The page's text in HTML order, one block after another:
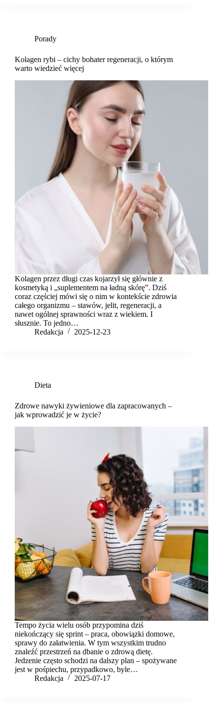
Porady
Kolagen rybi – cichy bohater regeneracji, o którym
warto wiedzieć więcej
Kolagen przez długi czas kojarzył się głównie z
kosmetyką i „suplementem na ładną skórę”. Dziś
coraz częściej mówi się o nim w kontekście zdrowia
całego organizmu – stawów, jelit, regeneracji, a
nawet ogólnej sprawności wraz z wiekiem. I
słusznie. To jedno…
Redakcja
2025-12-23
Dieta
Zdrowe nawyki żywieniowe dla zapracowanych –
jak wprowadzić je w życie?
Tempo życia wielu osób przypomina dziś
niekończący się sprint – praca, obowiązki domowe,
sprawy do załatwienia. W tym wszystkim trudno
znaleźć przestrzeń na dbanie o zdrową dietę.
Jedzenie często schodzi na dalszy plan – spożywane
jest w pośpiechu, przypadkowo, byle…
Redakcja
2025-07-17